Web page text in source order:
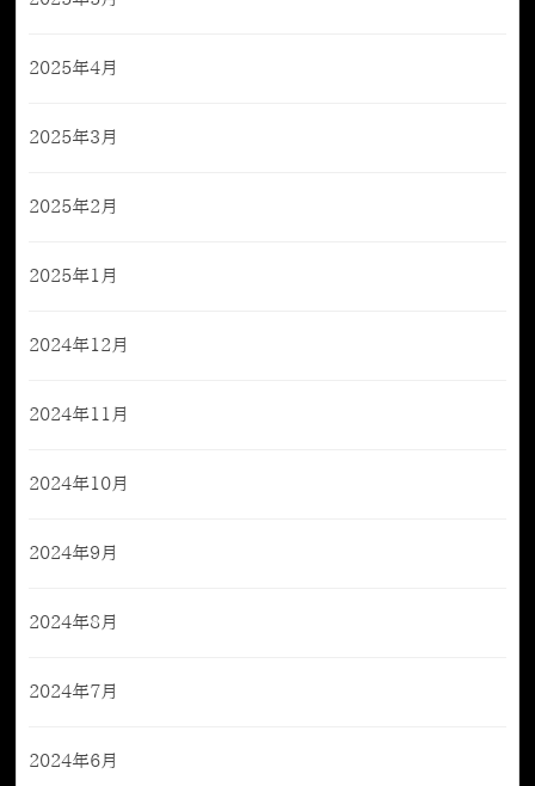
2025年4月
2025年3月
2025年2月
2025年1月
2024年12月
2024年11月
2024年10月
2024年9月
2024年8月
2024年7月
2024年6月